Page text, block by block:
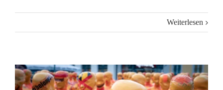
Weiterlesen